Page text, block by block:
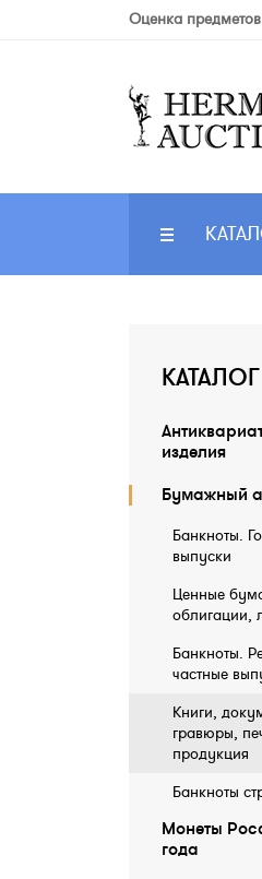
Оценка
изделия
Бумажный
Банкноты.
выпуски
Ценные
облигации,
Банкноты.
частные
Книги,
гравюры,
продукция
Банкноты
Монеты
года